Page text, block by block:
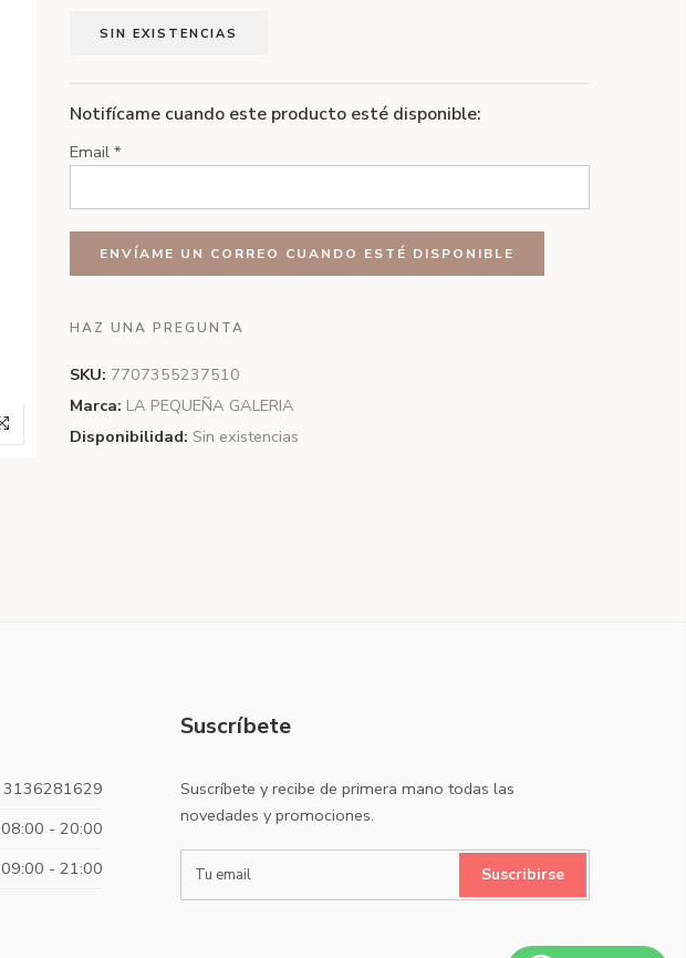
SIN EXISTENCIAS
Notifícame cuando este producto esté disponible:
Email *
HAZ UNA PREGUNTA
SKU: 7707355237510
Marca: LA PEQUEÑA GALERIA
Disponibilidad: Sin existencias
3136281629
08:00 - 20:00
09:00 - 21:00
Suscríbete
Suscríbete y recibe de primera mano todas las
novedades y promociones.
Suscribirse